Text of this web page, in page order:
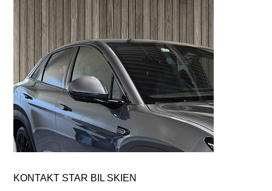
KONTAKT STAR BIL SKIEN